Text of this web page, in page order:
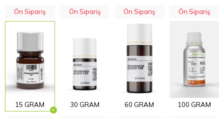
Ön Sipariş
15 GRAM
Ön Sipariş
30 GRAM
Ön Sipariş
60 GRAM
Ön Sipariş
100 GRAM